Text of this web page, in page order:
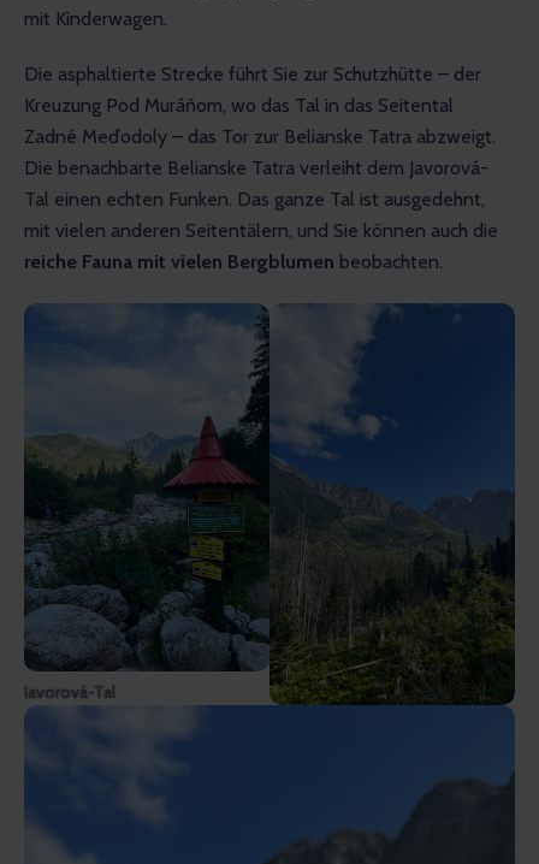
mit Kinderwagen.
Die asphaltierte Strecke führt Sie zur Schutzhütte – der
Kreuzung Pod Muráňom, wo das Tal in das Seitental
Zadné Meďodoly – das Tor zur Belianske Tatra abzweigt.
Die benachbarte Belianske Tatra verleiht dem Javorová-
Tal einen echten Funken. Das ganze Tal ist ausgedehnt,
mit vielen anderen Seitentälern, und Sie können auch die
reiche Fauna mit vielen Bergblumen beobachten.
Javorová-Tal